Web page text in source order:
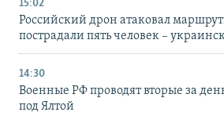
15:02
Российский дрон атаковал
пострадали пять человек –
14:30
Военные РФ проводят вторые за
под Ялтой